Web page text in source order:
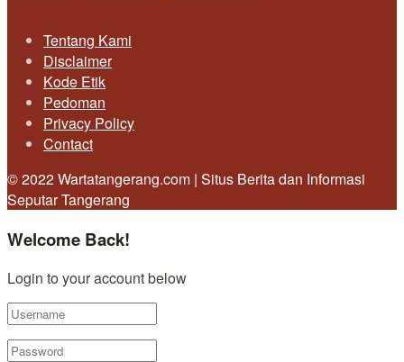
Tentang Kami
Disclaimer
Kode Etik
Pedoman
Privacy Policy
Contact
© 2022 Wartatangerang.com | Situs Berita dan Informasi
Seputar Tangerang
Welcome Back!
Login to your account below